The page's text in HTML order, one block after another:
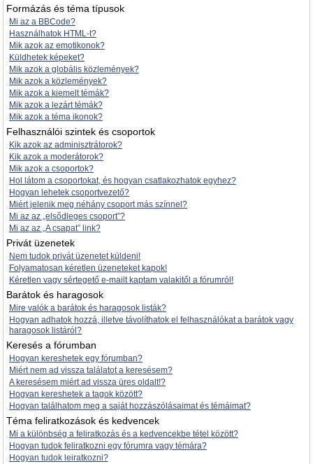
Formázás és téma típusok
Mi az a BBCode?
Használhatok HTML-t?
Mik azok az emotikonok?
Küldhetek képeket?
Mik azok a globális közlemények?
Mik azok a közlemények?
Mik azok a kiemelt témák?
Mik azok a lezárt témák?
Mik azok a téma ikonok?
Felhasználói szintek és csoportok
Kik azok az adminisztrátorok?
Kik azok a moderátorok?
Mik azok a csoportok?
Hol látom a csoportokat, és hogyan csatlakozhatok egyhez?
Hogyan lehetek csoportvezető?
Miért jelenik meg néhány csoport más színnel?
Mi az az „elsődleges csoport”?
Mi az az „A csapat” link?
Privát üzenetek
Nem tudok privát üzenetet küldeni!
Folyamatosan kéretlen üzeneteket kapok!
Kéretlen vagy sértegető e-mailt kaptam valakitől a fórumról!
Barátok és haragosok
Mire valók a barátok és haragosok listák?
Hogyan adhatok hozzá, illetve távolíthatok el felhasználókat a barátok vagy
haragosok listáról?
Keresés a fórumban
Hogyan kereshetek egy fórumban?
Miért nem ad vissza találatot a keresésem?
A keresésem miért ad vissza üres oldalt!?
Hogyan kereshetek a tagok között?
Hogyan találhatom meg a saját hozzászólásaimat és témáimat?
Téma feliratkozások és kedvencek
Mi a különbség a feliratkozás és a kedvencekbe tétel között?
Hogyan tudok feliratkozni egy fórumra vagy témára?
Hogyan tudok leiratkozni?